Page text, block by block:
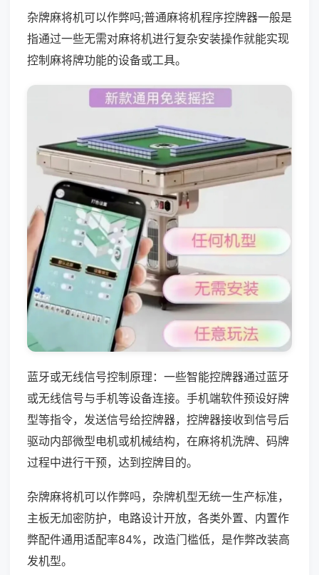
杂牌麻将机可以作弊吗;普通麻将机程序控牌器一般是
指通过一些无需对麻将机进行复杂安装操作就能实现
控制麻将牌功能的设备或工具。
蓝牙或无线信号控制原理：一些智能控牌器通过蓝牙
或无线信号与手机等设备连接。手机端软件预设好牌
型等指令，发送信号给控牌器，控牌器接收到信号后
驱动内部微型电机或机械结构，在麻将机洗牌、码牌
过程中进行干预，达到控牌目的。
杂牌麻将机可以作弊吗，杂牌机型无统一生产标准，
主板无加密防护，电路设计开放，各类外置、内置作
弊配件通用适配率84%，改造门槛低，是作弊改装高
发机型。